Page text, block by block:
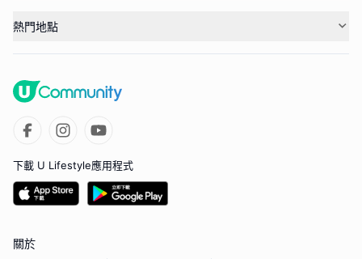
熱門地點
下載 U Lifestyle應用程式
關於